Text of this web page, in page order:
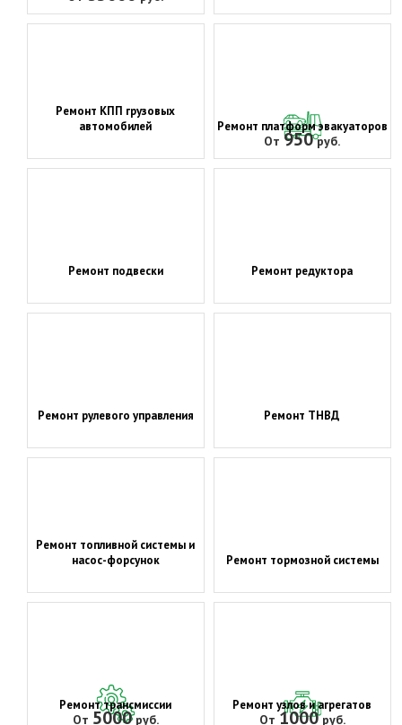
Ремонт КПП грузовых
автомобилей
Ремонт платформ эвакуаторов
От950руб.
Ремонт подвески Ремонт редуктора
Ремонт рулевого управления Ремонт ТНВД
Ремонт топливной системы и
насос-форсунок
Ремонт тормозной системы
Ремонт трансмиссии
От 5000руб.
Ремонт узлов и агрегатов
От 1000руб.